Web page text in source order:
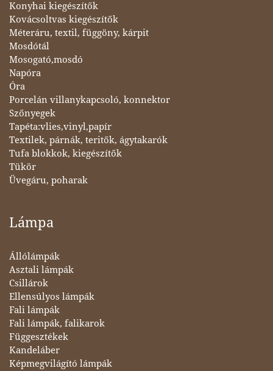
Konyhai kiegészítők
Kovácsoltvas kiegészítők
Méteráru, textil, függöny, kárpit
Mosdótál
Mosogató,mosdó
Napóra
Óra
Porcelán villanykapcsoló, konnektor
Szőnyegek
Tapéta:vlies,vinyl,papír
Textilek, párnák, teritők, ágytakarók
Tufa blokkok, kiegészítők
Tükör
Üvegáru, poharak
Lámpa
Állólámpák
Asztali lámpák
Csillárok
Ellensúlyos lámpák
Fali lámpák
Fali lámpák, falikarok
Függesztékek
Kandeláber
Képmegvilágító lámpák